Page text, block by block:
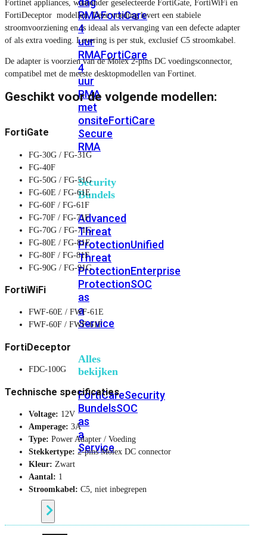
RMAFortiCare
4
uur
RMAFortiCare
4
uur
RMA
met
onsiteFortiCare
Secure
RMA
Security
Bundels
Advanced
Threat
ProtectionUnified
Threat
ProtectionEnterprise
ProtectionSOC
as
a
Service
Alles
bekijken
FortiCareSecurity
BundelsSOC
as
a
Service
Beveiliging
Fortinet appliances, waaronder geselecteerde FortiGate, FortiWiFi en
FortiDeceptor modellen. Deze voeding levert een stabiele
stroomvoorziening en is ideaal als vervanging van een defecte adapter
of als extra voeding. Levering is per stuk, exclusief C5 stroomkabel.
De adapter is voorzien van de Molex 2-pins DC voedingsconnector,
compatibel met de meeste desktopmodellen van Fortinet.
Geschikt voor de volgende modellen:
FortiGate
FG-30G / FG-31G
FG-40F
FG-50G / FG-51G
FG-60E / FG-61E
FG-60F / FG-61F
FG-70F / FG-71F
FG-70G / FG-71G
FG-80E / FG-81E
FG-80F / FG-81F
FG-90G / FG-91G
FortiWiFi
FWF-60E / FWF-61E
FWF-60F / FWF-61F
FortiDeceptor
FDC-100G
Technische specificaties
Voltage: 12V
Amperage: 3A
Type: Power Adapter / Voeding
Stekkertype: 2-pins Molex DC connector
Kleur: Zwart
Aantal: 1
Stroomkabel: C5, niet inbegrepen